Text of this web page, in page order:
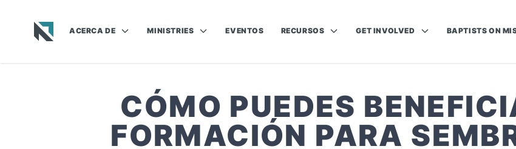
ACERCA DE MINISTRIES EVENTOS RECURSOS GET INVOLVED BAPTISTS ON
CÓMO PUEDES
FORMACIÓN PARA